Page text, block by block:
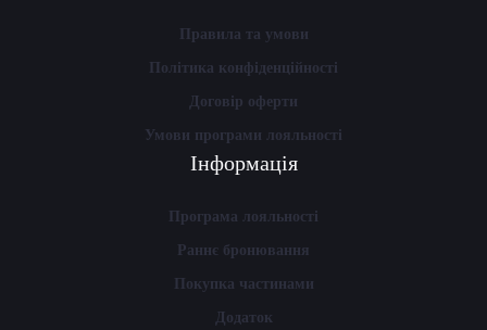
Правила та умови
Політика конфіденційності
Договір оферти
Умови програми лояльності
Інформація
Програма лояльності
Раннє бронювання
Покупка частинами
Додаток